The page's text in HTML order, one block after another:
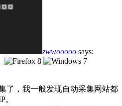
zwwooooo says:
了，我一般发现自动采集网站都
。